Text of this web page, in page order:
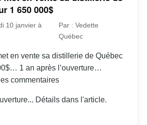
1 650 000$
10 janvier à
Par : Vedette
Québec
en vente sa distillerie de Québec
1 an après l’ouverture…
commentaires
Détails dans l'article.